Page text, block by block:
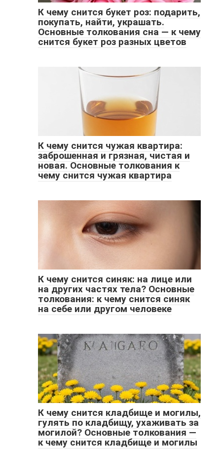
К чему снится букет роз: подарить,
покупать, найти, украшать.
Основные толкования сна — к чему
снится букет роз разных цветов
К чему снится чужая квартира:
заброшенная и грязная, чистая и
новая. Основные толкования к
чему снится чужая квартира
К чему снится синяк: на лице или
на других частях тела? Основные
толкования: к чему снится синяк
на себе или другом человеке
К чему снится кладбище и могилы,
гулять по кладбищу, ухаживать за
могилой? Основные толкования —
к чему снится кладбище и могилы